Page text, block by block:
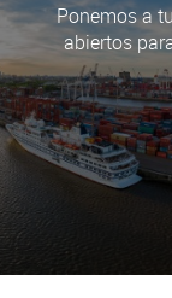
Ponemos a
abiertos